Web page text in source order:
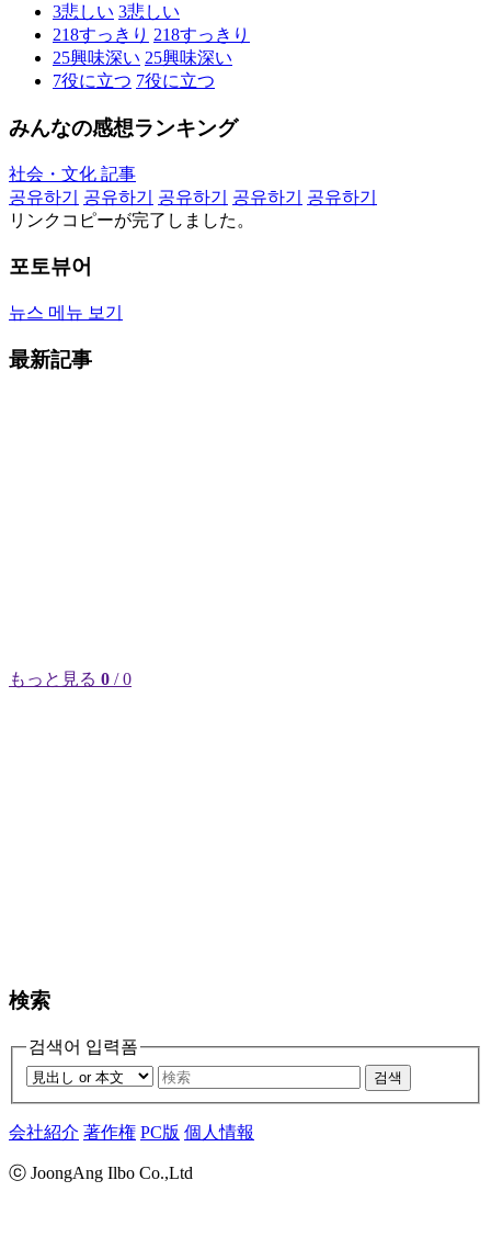
3悲しい 3悲しい
218すっきり 218すっきり
25興味深い 25興味深い
7役に立つ 7役に立つ
みんなの感想ランキング
社会・文化 記事
공유하기
공유하기 공유하기 공유하기
공유하기
リンクコピーが完了しました。
포토뷰어
뉴스 메뉴 보기
最新記事
もっと見る 0 / 0
検索
검색어 입력폼
검색
会社紹介 著作権 PC版 個人情報
ⓒ JoongAng Ilbo Co.,Ltd